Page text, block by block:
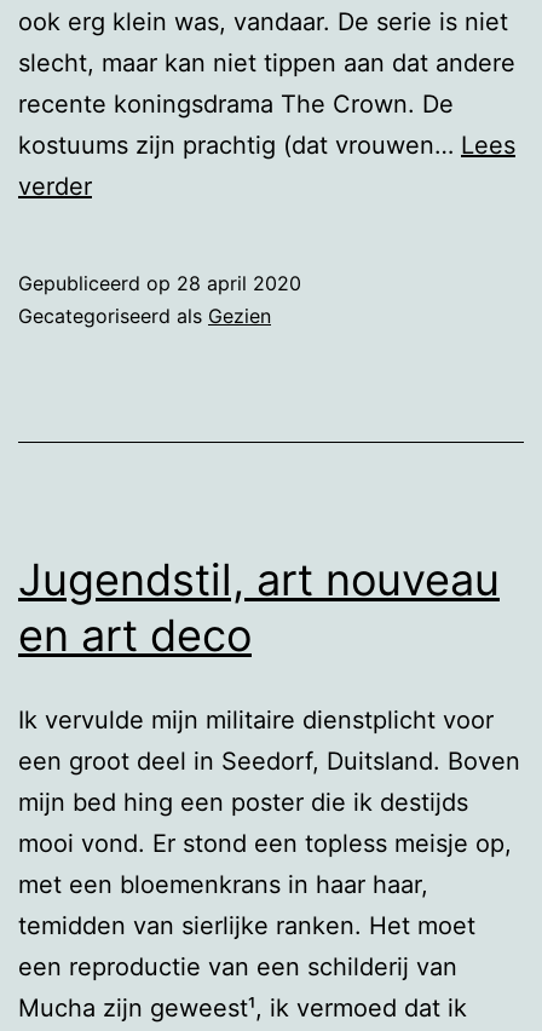
ook erg klein was, vandaar. De serie is niet
slecht, maar kan niet tippen aan dat andere
recente koningsdrama The Crown. De
kostuums zijn prachtig (dat vrouwen… Lees
verderTwee
Gepubliceerd op 28 april 2020
Gecategoriseerd als Gezien
Jugendstil, art nouveau
en art deco
Ik vervulde mijn militaire dienstplicht voor
een groot deel in Seedorf, Duitsland. Boven
mijn bed hing een poster die ik destijds
mooi vond. Er stond een topless meisje op,
met een bloemenkrans in haar haar,
temidden van sierlijke ranken. Het moet
een reproductie van een schilderij van
Mucha zijn geweest¹, ik vermoed dat ik